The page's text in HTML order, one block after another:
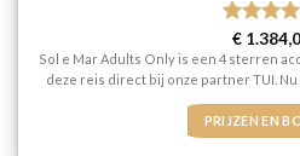
4uit 5
€
Sol e Mar Adults Only is een 4 sterren
deze reis direct bij onze partner TUI. Nu
PRIJZEN EN